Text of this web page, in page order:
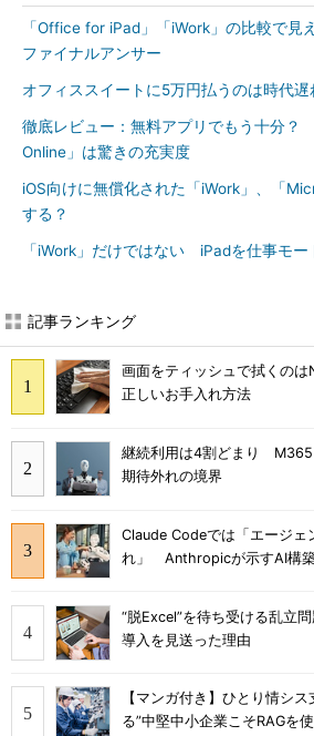
「Office for iPad」「iWork」の比較で見
ファイナルアンサー
オフィススイートに5万円払うのは時代遅
徹底レビュー：無料アプリでもう十分
Online」は驚きの充実度
iOS向けに無償化された「iWork」、「
する？
「iWork」だけではない iPadを仕事モー
記事ランキング
画面をティッシュで拭くの
正しいお手入れ方法
継続利用は4割どまり M365
期待外れの境界
Claude Codeでは「エージェ
れ」 Anthropicが示すAI構
“脱Excel”を待ち受ける乱立
導入を見送った理由
【マンガ付き】ひとり情シ
る”中堅中小企業こそRAGを